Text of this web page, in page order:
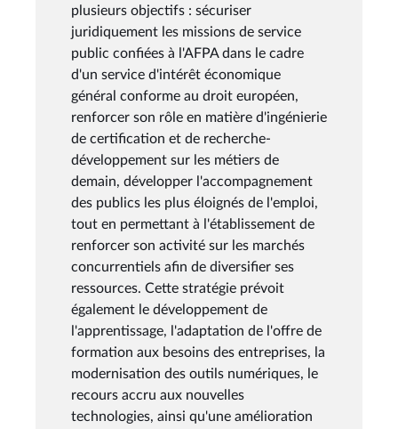
plusieurs objectifs : sécuriser
juridiquement les missions de service
public confiées à l'AFPA dans le cadre
d'un service d'intérêt économique
général conforme au droit européen,
renforcer son rôle en matière d'ingénierie
de certification et de recherche-
développement sur les métiers de
demain, développer l'accompagnement
des publics les plus éloignés de l'emploi,
tout en permettant à l'établissement de
renforcer son activité sur les marchés
concurrentiels afin de diversifier ses
ressources. Cette stratégie prévoit
également le développement de
l'apprentissage, l'adaptation de l'offre de
formation aux besoins des entreprises, la
modernisation des outils numériques, le
recours accru aux nouvelles
technologies, ainsi qu'une amélioration